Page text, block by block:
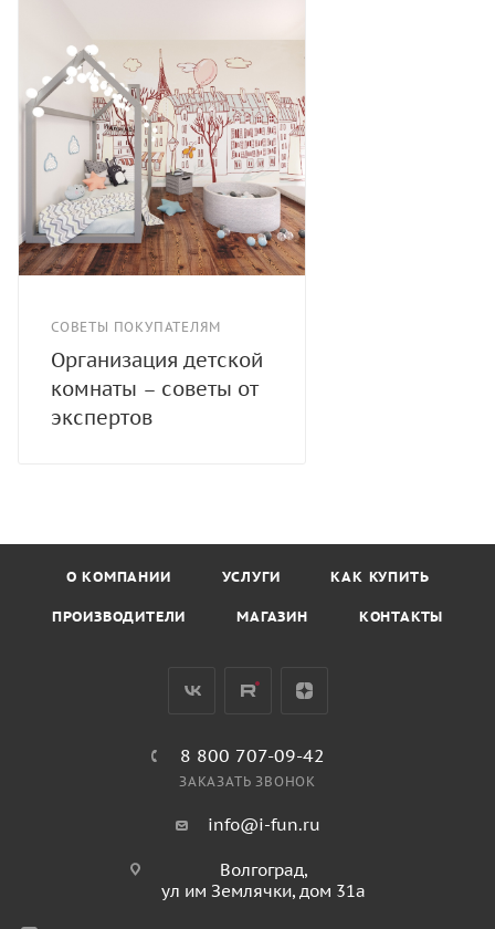
СОВЕТЫ ПОКУПАТЕЛЯМ
Организация детской
комнаты – советы от
экспертов
О КОМПАНИИ УСЛУГИ КАК КУПИТЬ
ПРОИЗВОДИТЕЛИ МАГАЗИН КОНТАКТЫ
8 800 707-09-42
ЗАКАЗАТЬ ЗВОНОК
info@i-fun.ru
Волгоград,
ул им Землячки, дом 31а